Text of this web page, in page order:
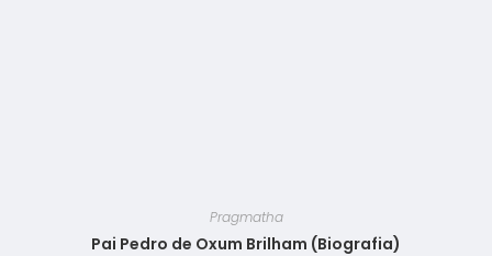
Pragmatha
Pai Pedro de Oxum Brilham (Biografia)